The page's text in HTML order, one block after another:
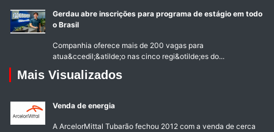
Gerdau abre inscrições para programa de estágio em todo
o Brasil
Companhia oferece mais de 200 vagas para
atua&ccedil;&atilde;o nas cinco regi&otilde;es do...
Mais Visualizados
Venda de energia
A ArcelorMittal Tubarão fechou 2012 com a venda de cerca